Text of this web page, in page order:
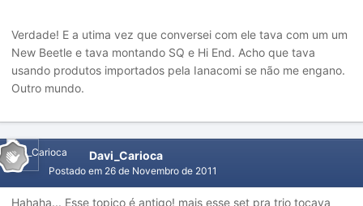
Verdade! E a utima vez que conversei com ele tava com um um
New Beetle e tava montando SQ e Hi End. Acho que tava
usando produtos importados pela Ianacomi se não me engano.
Outro mundo.
Davi_Carioca
Postado em 26 de Novembro de 2011
Hahaha... Esse topico é antigo! mais esse set pra trio tocava